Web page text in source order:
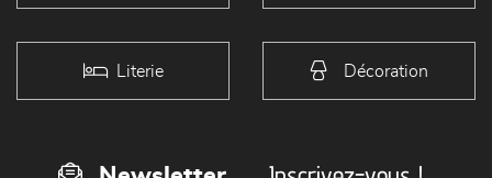
Literie Décoration